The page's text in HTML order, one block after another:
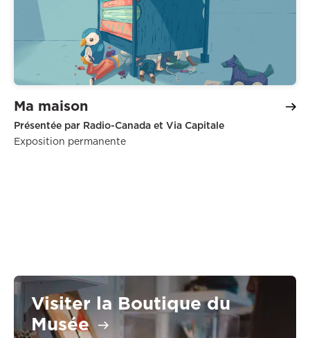
Ma maison
Présentée par Radio-Canada et Via Capitale
Exposition permanente
Visiter la Boutique du
Musée